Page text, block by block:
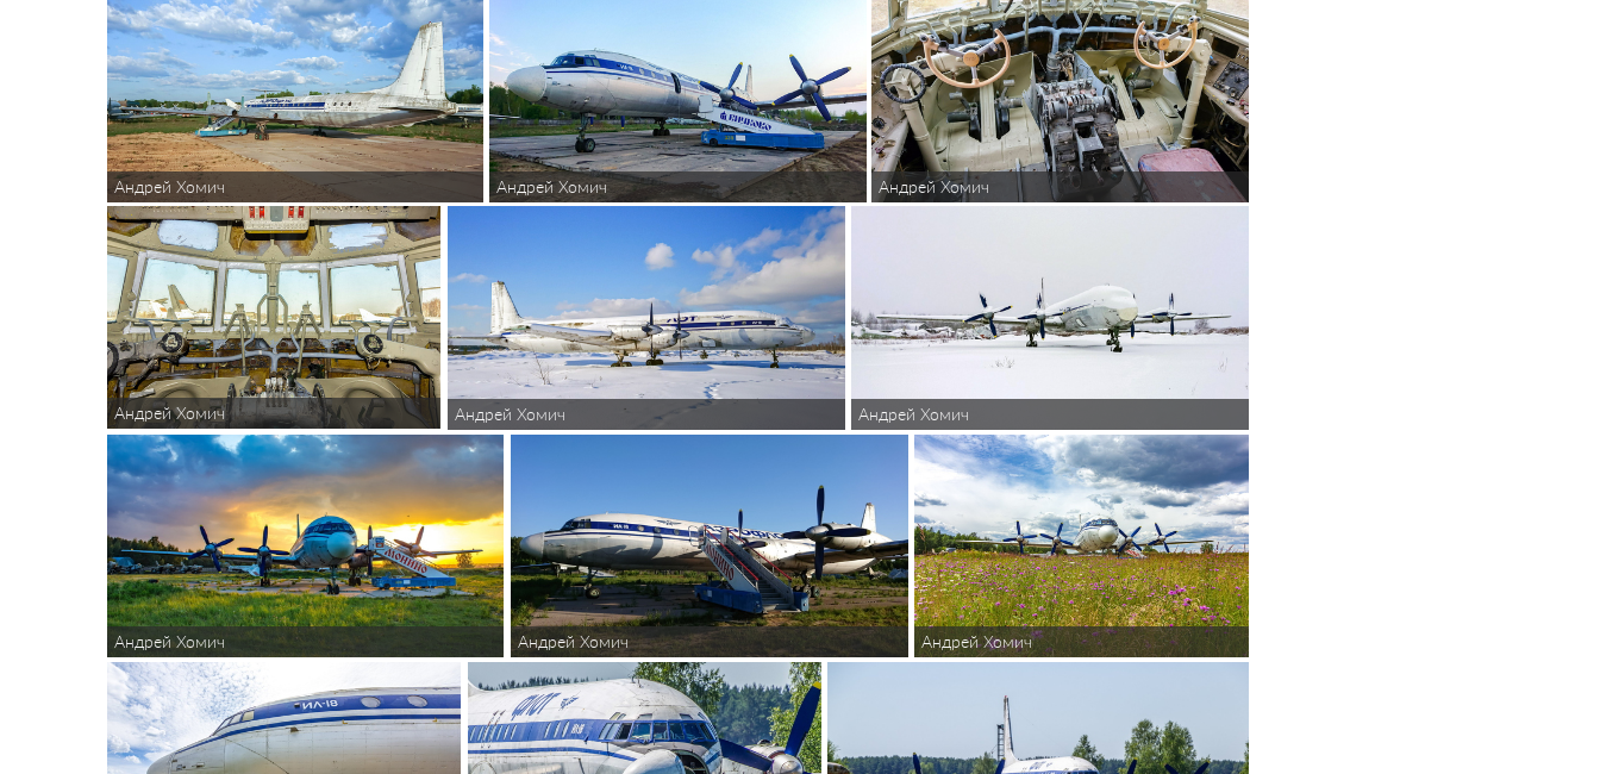
Андрей Хомич Андрей Хомич Андрей Хомич
Андрей Хомич Андрей Хомич Андрей Хомич
Андрей Хомич Андрей Хомич Андрей Хомич